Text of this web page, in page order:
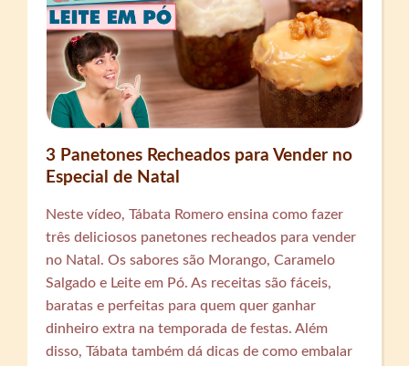
3 Panetones Recheados para Vender no
Especial de Natal
Neste vídeo, Tábata Romero ensina como fazer
três deliciosos panetones recheados para vender
no Natal. Os sabores são Morango, Caramelo
Salgado e Leite em Pó. As receitas são fáceis,
baratas e perfeitas para quem quer ganhar
dinheiro extra na temporada de festas. Além
disso, Tábata também dá dicas de como embalar